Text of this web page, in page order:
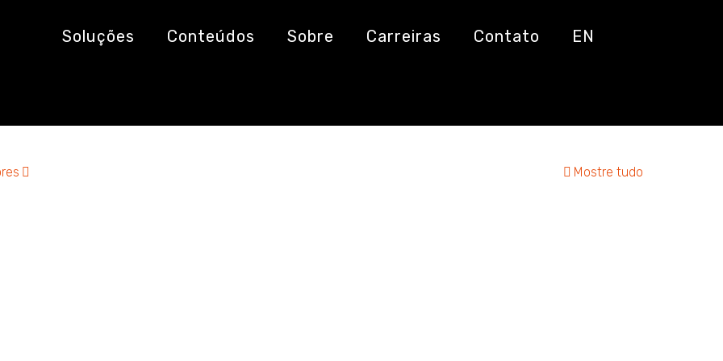
Soluções Conteúdos Sobre Carreiras Contato EN
da Aquarela
Mostre tudo